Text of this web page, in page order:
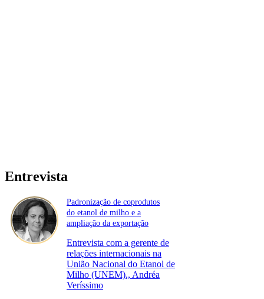
Entrevista
Padronização de coprodutos
do etanol de milho e a
ampliação da exportação
Entrevista com a gerente de
relações internacionais na
União Nacional do Etanol de
Milho (UNEM)., Andréa
Veríssimo